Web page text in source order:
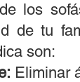
los
de tu
son:
Eliminar